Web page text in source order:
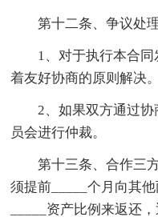
第十二条、争议处
1、对于执行本合
着友好协商的原则解决。
2、如果双方通过
员会进行仲裁。
第十三条、合作三
须提前_____个月向其
_____资产比例来返还